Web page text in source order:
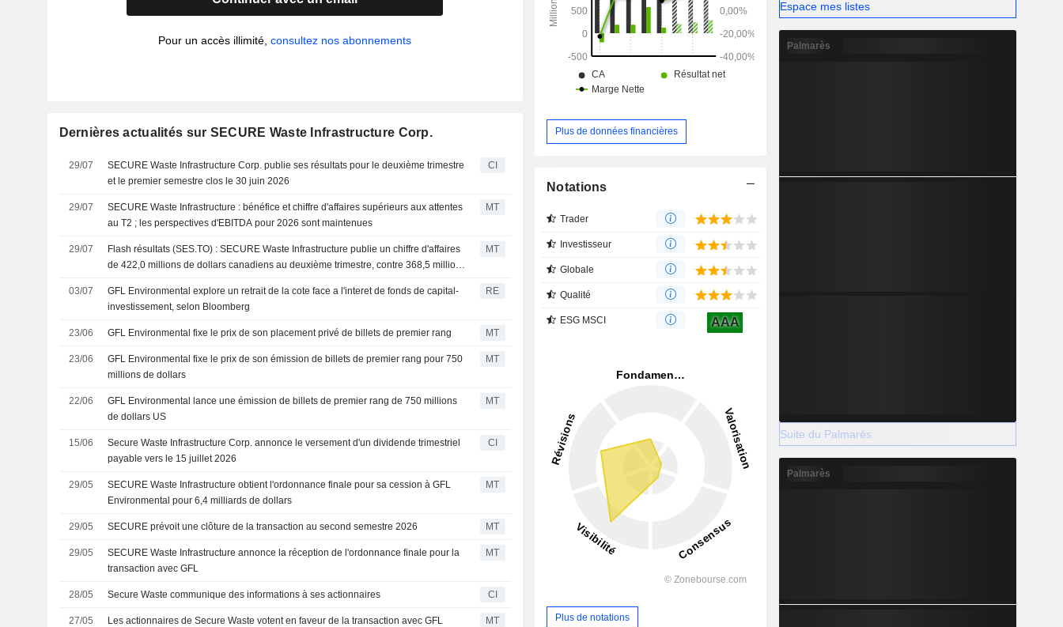
Pour un accès illimité,consultez nos abonnements
Dernières actualités sur SECURE Waste Infrastructure Corp.
29/07
SECURE Waste Infrastructure Corp. publie ses résultats pour le deuxième trimestre
et le premier semestre clos le 30 juin 2026
CI
29/07
SECURE Waste Infrastructure : bénéfice et chiffre d'affaires supérieurs aux attentes
au T2 ; les perspectives d'EBITDA pour 2026 sont maintenues
MT
29/07
Flash résultats (SES.TO) : SECURE Waste Infrastructure publie un chiffre d'affaires
de 422,0 millions de dollars canadiens au deuxième trimestre, contre 368,5 millions
MT
03/07
GFL Environmental explore un retrait de la cote face a l'interet de fonds de capital-
investissement, selon Bloomberg
RE
23/06 GFL Environmental fixe le prix de son placement privé de billets de premier rang MT
23/06
GFL Environmental fixe le prix de son émission de billets de premier rang pour 750
millions de dollars
MT
22/06
GFL Environmental lance une émission de billets de premier rang de 750 millions
de dollars US
MT
15/06
Secure Waste Infrastructure Corp. annonce le versement d'un dividende trimestriel
payable vers le 15 juillet 2026
CI
29/05
SECURE Waste Infrastructure obtient l'ordonnance finale pour sa cession à GFL
Environmental pour 6,4 milliards de dollars
MT
29/05 SECURE prévoit une clôture de la transaction au second semestre 2026 MT
29/05
SECURE Waste Infrastructure annonce la réception de l'ordonnance finale pour la
transaction avec GFL
MT
28/05 Secure Waste communique des informations à ses actionnaires CI
27/05
Les actionnaires de Secure Waste votent en faveur de la transaction avec GFL
MT
liquides dérivés du gaz naturel, par le biais de
transactions, de mélanges et de stockage.
Plus de données financières
Notations
Trader
Investisseur
Globale
Qualité
ESG MSCI AAA
Plus de notations
Espace mes listes
Palmarès
Suite du Palmarès
Palmarès